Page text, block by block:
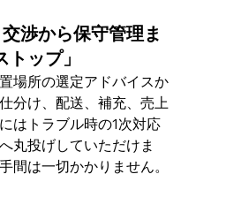
渉から保守管理ま
ップ」
場所の選定アドバイスか
分け、配送、補充、売上
はトラブル時の1次対応
丸投げしていただけま
間は一切かかりません。